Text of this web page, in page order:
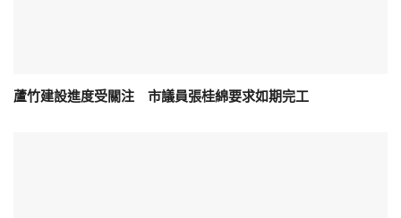
蘆竹建設進度受關注 市議員張桂綿要求如期完工